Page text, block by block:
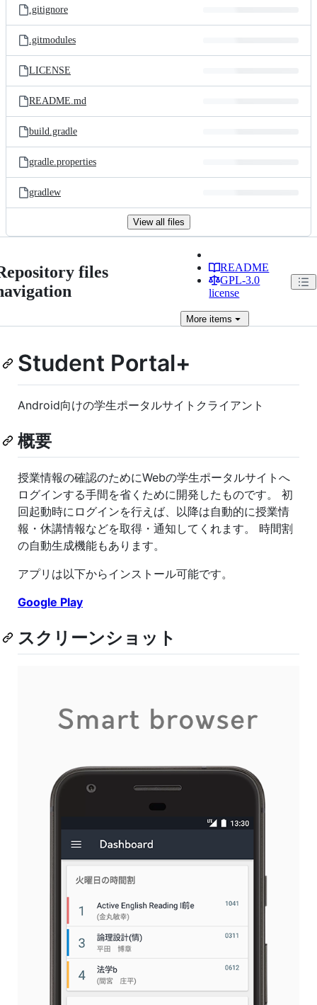
.gitignore
.gitmodules
LICENSE
README.md
build.gradle
gradle.properties
gradlew
View all files
files
README
GPL-3.0
license
More items
Student Portal+
Android向けの学生ポータルサイトクライアント
概要
授業情報の確認のためにWebの学生ポータルサイトへ
ログインする手間を省くために開発したものです。 初
回起動時にログインを行えば、以降は自動的に授業情
報・休講情報などを取得・通知してくれます。 時間割
の自動生成機能もあります。
アプリは以下からインストール可能です。
Google Play
スクリーンショット